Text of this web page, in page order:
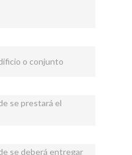
o conjunto
se prestará el
se deberá entregar